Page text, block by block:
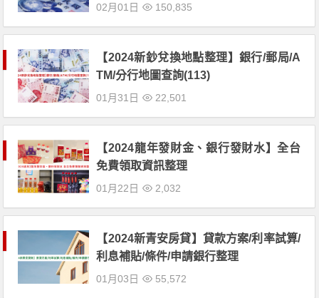
02月01日 150,835
【2024新鈔兌換地點整理】銀行/郵局/A
TM/分行地圖查詢(113)
01月31日 22,501
【2024龍年發財金、銀行發財水】全台
免費領取資訊整理
01月22日 2,032
【2024新青安房貸】貸款方案/利率試算/
利息補貼/條件/申請銀行整理
01月03日 55,572